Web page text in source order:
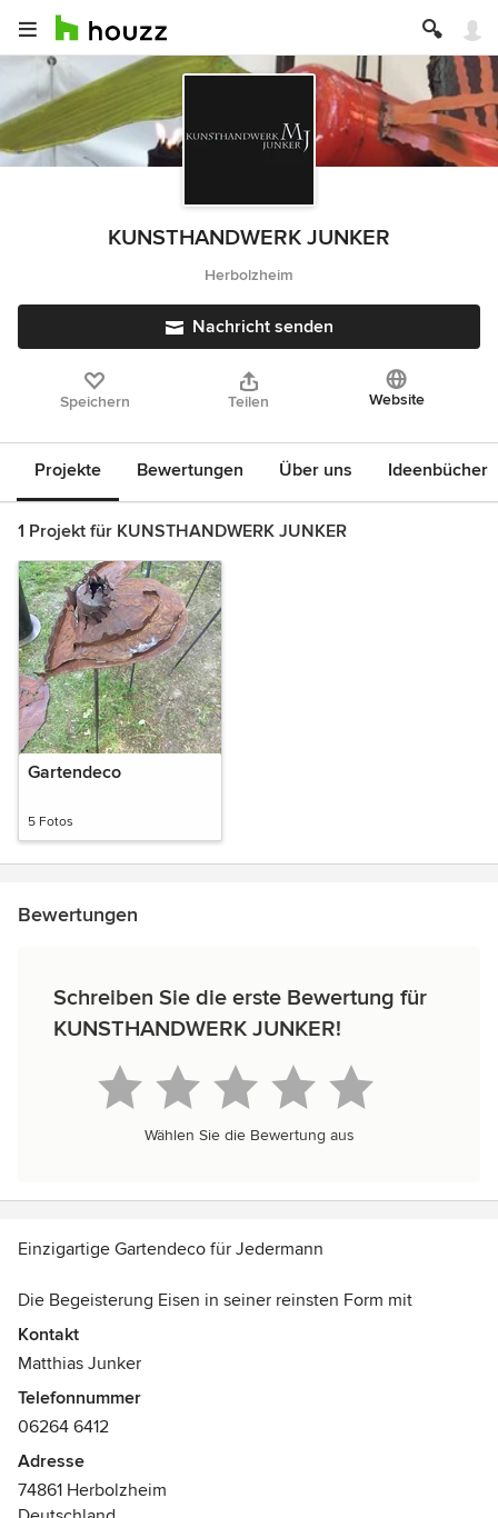
KUNSTHANDWERK JUNKER
Herbolzheim
Nachricht senden
Speichern Teilen Website
Projekte Bewertungen Über uns Ideenbücher
1 Projekt für KUNSTHANDWERK JUNKER
Gartendeco
5 Fotos
Bewertungen
Schreiben Sie die erste Bewertung für
KUNSTHANDWERK JUNKER!
Wählen Sie die Bewertung aus
Einzigartige Gartendeco für Jedermann
Die Begeisterung Eisen in seiner reinsten Form mit
Leidenschaft so zu formen, dass es Wärme und positive
Energie ausstrahlt, treibt mich jeden Tag aufs Neue in die
zu lassen.
Kontakt
Matthias Junker
Telefonnummer
06264 6412
Adresse
74861 Herbolzheim